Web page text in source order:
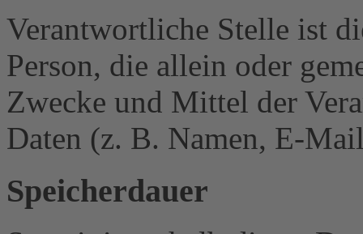
Verantwortliche Stelle ist
Person, die allein oder
Zwecke und Mittel der
Daten (z. B. Namen, E-
Speicherdauer